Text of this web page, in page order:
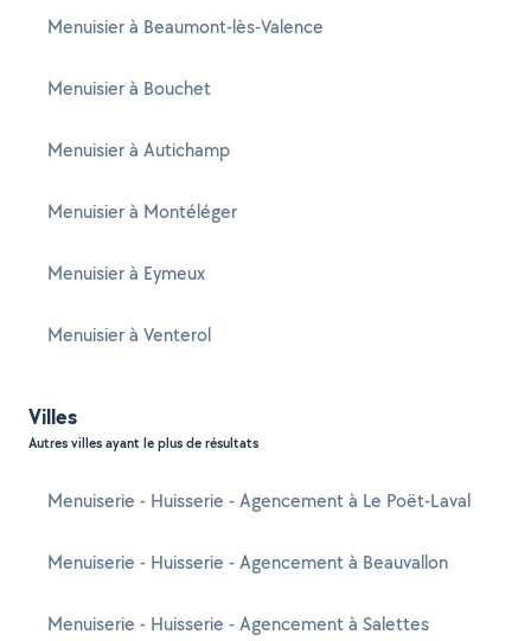
Menuisier à Beaumont-lès-Valence
Menuisier à Bouchet
Menuisier à Autichamp
Menuisier à Montéléger
Menuisier à Eymeux
Menuisier à Venterol
Villes
Autres villes ayant le plus de résultats
Menuiserie - Huisserie - Agencement à Le Poët-Laval
Menuiserie - Huisserie - Agencement à Beauvallon
Menuiserie - Huisserie - Agencement à Salettes